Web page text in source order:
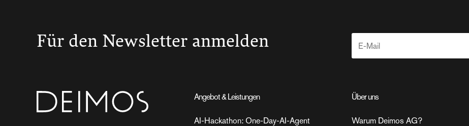
Für den Newsletter anmelden
Angebot & Leistungen
AI-Hackathon: One-Day-AI-Agent
Über uns
Warum Deimos AG?